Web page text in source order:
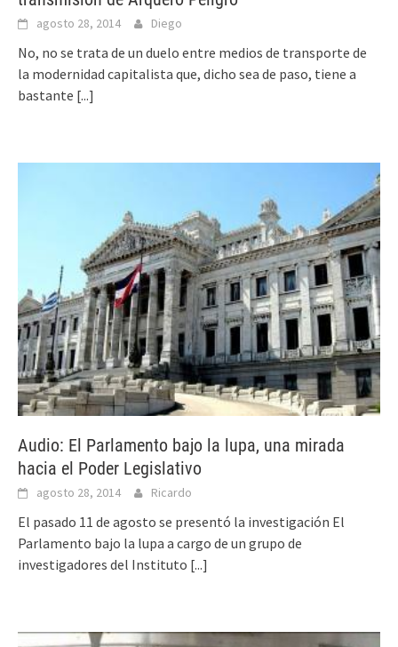
agosto 28, 2014 Diego
No, no se trata de un duelo entre medios de transporte de
la modernidad capitalista que, dicho sea de paso, tiene a
bastante [...]
Audio: El Parlamento bajo la lupa, una mirada
hacia el Poder Legislativo
agosto 28, 2014 Ricardo
El pasado 11 de agosto se presentó la investigación El
Parlamento bajo la lupa a cargo de un grupo de
investigadores del Instituto [...]